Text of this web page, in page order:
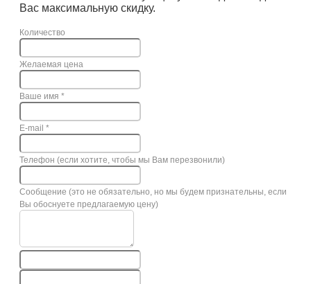
Вас максимальную скидку.
Количество
Желаемая цена
Ваше имя *
E-mail *
Телефон (если хотите, чтобы мы Вам перезвонили)
Сообщение (это не обязательно, но мы будем признательны, если
Вы обоснуете предлагаемую цену)